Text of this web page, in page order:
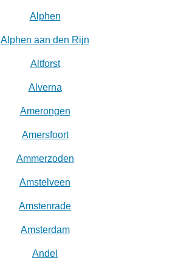
Alphen
Alphen aan den Rijn
Altforst
Alverna
Amerongen
Amersfoort
Ammerzoden
Amstelveen
Amstenrade
Amsterdam
Andel